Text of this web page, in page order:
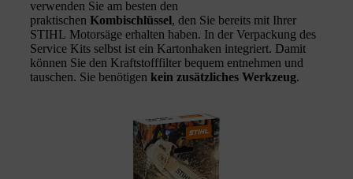
verwenden Sie am besten den
praktischen Kombischlüssel, den Sie bereits mit Ihrer
STIHL Motorsäge erhalten haben. In der Verpackung des
Service Kits selbst ist ein Kartonhaken integriert. Damit
können Sie den Kraftstofffilter bequem entnehmen und
tauschen. Sie benötigen kein zusätzliches Werkzeug.